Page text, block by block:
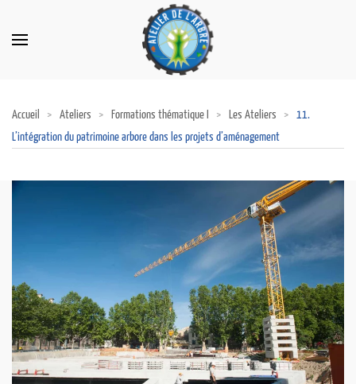
Accueil Ateliers Formations thématique I Les Ateliers
11.
L’intégration du patrimoine arbore dans les projets d’aménagement